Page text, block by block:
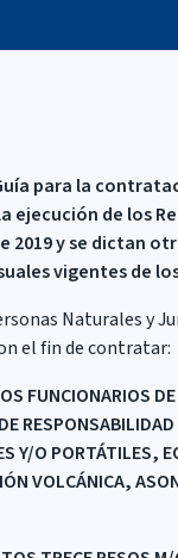
Guía para la
de los
2019 y se dictan
vigentes de los
Naturales y
el fin de contratar:
FUNCIONARIOS
Y/O PORTÁTILES,
VOLCÁNICA,